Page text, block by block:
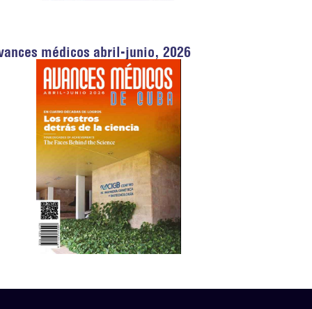
médicos abril-junio, 2026